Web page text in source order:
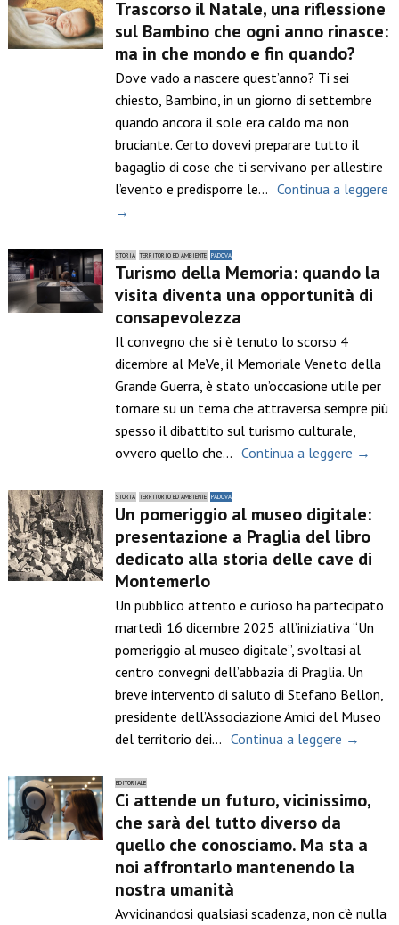
Trascorso il Natale, una riflessione
sul Bambino che ogni anno rinasce:
ma in che mondo e fin quando?
Dove vado a nascere quest’anno? Ti sei
chiesto, Bambino, in un giorno di settembre
quando ancora il sole era caldo ma non
bruciante. Certo dovevi preparare tutto il
bagaglio di cose che ti servivano per allestire
l’evento e predisporre le… Continua a leggere
→
STORIA TERRITORIO ED AMBIENTE PADOVA
Turismo della Memoria: quando la
visita diventa una opportunità di
consapevolezza
Il convegno che si è tenuto lo scorso 4
dicembre al MeVe, il Memoriale Veneto della
Grande Guerra, è stato un’occasione utile per
tornare su un tema che attraversa sempre più
spesso il dibattito sul turismo culturale,
ovvero quello che… Continua a leggere →
STORIA TERRITORIO ED AMBIENTE PADOVA
Un pomeriggio al museo digitale:
presentazione a Praglia del libro
dedicato alla storia delle cave di
Montemerlo
Un pubblico attento e curioso ha partecipato
martedì 16 dicembre 2025 all’iniziativa “Un
pomeriggio al museo digitale”, svoltasi al
centro convegni dell’abbazia di Praglia. Un
breve intervento di saluto di Stefano Bellon,
presidente dell’Associazione Amici del Museo
del territorio dei… Continua a leggere →
EDITORIALE
Ci attende un futuro, vicinissimo,
che sarà del tutto diverso da
quello che conosciamo. Ma sta a
noi affrontarlo mantenendo la
nostra umanità
Avvicinandosi qualsiasi scadenza, non c’è nulla